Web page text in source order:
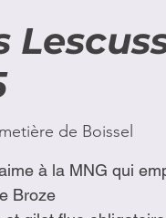
de Boissel
à la MNG qui
Broze